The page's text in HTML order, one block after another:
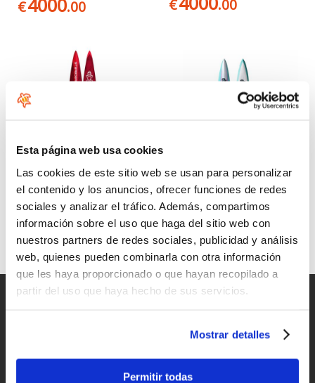
Esta página web usa cookies
Las cookies de este sitio web se usan para personalizar
el contenido y los anuncios, ofrecer funciones de redes
sociales y analizar el tráfico. Además, compartimos
información sobre el uso que haga del sitio web con
nuestros partners de redes sociales, publicidad y análisis
web, quienes pueden combinarla con otra información
que les haya proporcionado o que hayan recopilado a
partir del uso que haya hecho de sus servicios.
Mostrar detalles
Permitir todas
€ .00 € .00
Starboard All Star Carbon
Reflex Sandwich 26/27
€4399.00
NSP Cheetah 14' Pro Carbon
Desde:
€4000.00
Entregas rápidas
hasta 14 días naturales